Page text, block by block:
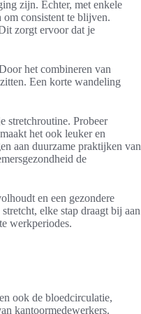
zijn. Echter, met enkele
consistent te blijven.
zorgt ervoor dat je
het combineren van
Een korte wandeling
stretchroutine. Probeer
het ook leuker en
aan duurzame praktijken van
de
en een gezondere
elke stap draagt bij aan
werkperiodes.
ook de bloedcirculatie,
kantoormedewerkers.